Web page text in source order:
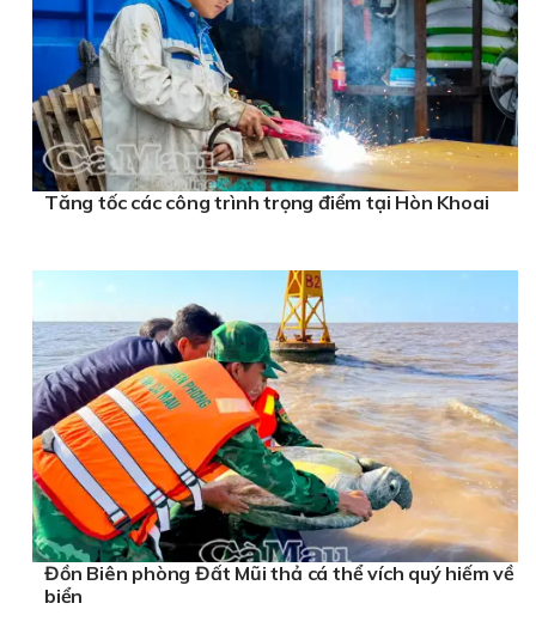
Tăng tốc các công trình trọng điểm tại Hòn Khoai
Đồn Biên phòng Đất Mũi thả cá thể vích quý hiếm về
biển